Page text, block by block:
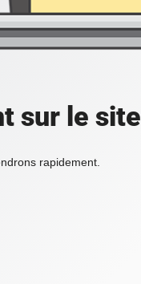
sur le site
rapidement.